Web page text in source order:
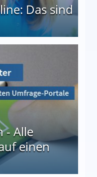
Das sind
- Alle
einen